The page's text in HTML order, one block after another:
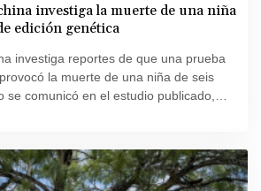
investiga la muerte de una niña
edición genética
investiga reportes de que una prueba
la muerte de una niña de seis
se comunicó en el estudio publicado,